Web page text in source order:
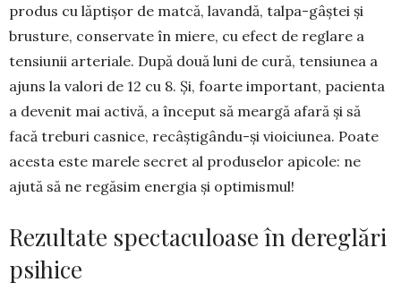
produs cu lăptișor de mat­că, lavandă, talpa-gâștei și
brusture, conservate în miere, cu efect de reglare a
tensiunii arteriale. După două luni de cură, tensiunea a
ajuns la valori de 12 cu 8. Și, foarte important, pacienta
a devenit mai activă, a început să meargă afară și să
facă treburi casnice, recâștigându-și vioiciunea. Poate
acesta este marele secret al produselor apicole: ne
ajută să ne regăsim energia și optimismul!
Rezultate spectaculoase în dereglări
psihice